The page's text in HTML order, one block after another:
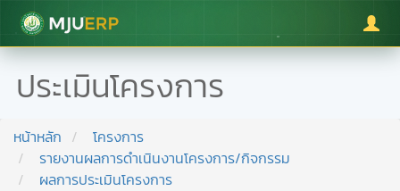
มหาวิทยาลัยแม่โจ้
ประเมินโครงการ
หน้าหลัก
โครงการ
รายงานผลการดำเนินงานโครงการ/กิจกรรม
ผลการประเมินโครงการ